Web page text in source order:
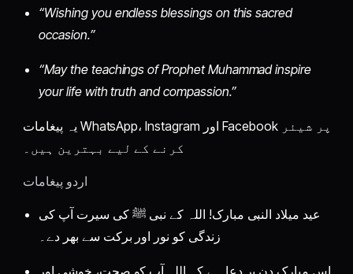
“Wishing you endless blessings on this sacred
occasion.”
“May the teachings of Prophet Muhammad inspire
your life with truth and compassion.”
یہ پیغامات WhatsApp، Instagram اور Facebook پر شیئر
کرنے کے لیے بہترین ہیں۔
اردو پیغامات
عید میلاد النبی مبارک! اللہ کے نبی ﷺ کی سیرت آپ کی
زندگی کو نور اور برکت سے بھر دے۔
اس مبارک دن پر دعا ہے کہ اللہ آپ کو صحت، خوشی اور